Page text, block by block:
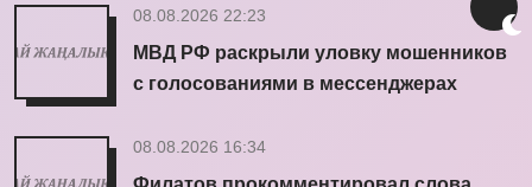
08.08.2026 22:23
МВД РФ раскрыли уловку мошенников
с голосованиями в мессенджерах
08.08.2026 16:34